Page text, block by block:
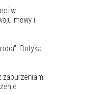
w
mowy i
Dotyka
zaburzeniami